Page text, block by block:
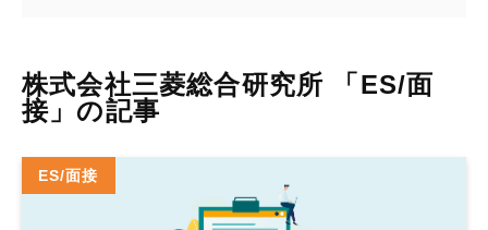
株式会社三菱総合研究所 「ES/面
接」の記事
ES/面接